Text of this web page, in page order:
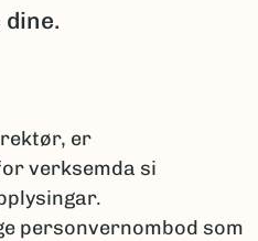
er
verksemda si
personvernombod som